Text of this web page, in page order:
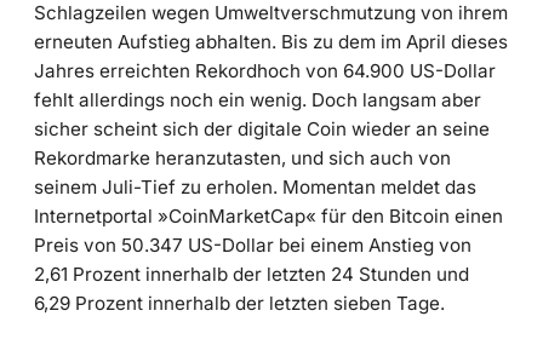
Schlagzeilen wegen Umweltverschmutzung von ihrem
erneuten Aufstieg abhalten. Bis zu dem im April dieses
Jahres erreichten Rekordhoch von 64.900 US-Dollar
fehlt allerdings noch ein wenig. Doch langsam aber
sicher scheint sich der digitale Coin wieder an seine
Rekordmarke heranzutasten, und sich auch von
seinem Juli-Tief zu erholen. Momentan meldet das
Internetportal »CoinMarketCap« für den Bitcoin einen
Preis von 50.347 US-Dollar bei einem Anstieg von
2,61 Prozent innerhalb der letzten 24 Stunden und
6,29 Prozent innerhalb der letzten sieben Tage.